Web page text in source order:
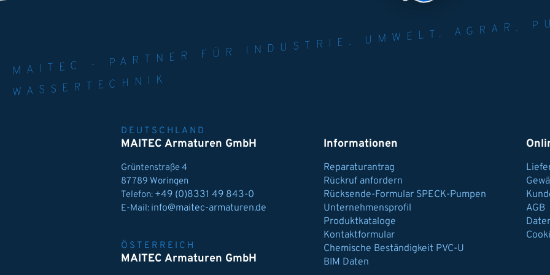
MAITEC - PARTNER FÜR
WELT. AGRAR.
MPEN
WASSERTECHNIK
DEUTSCHLAND
MAITEC Armaturen GmbH
Grüntenstraße 4
87789 Woringen
Telefon: +49 (0)8331 49 843-0
E-Mail: info@maitec-armaturen.de
ÖSTERREICH
MAITEC Armaturen GmbH
Informationen
Reparaturantrag
Rückruf anfordern
Rücksende-Formular SPECK-Pumpen
Unternehmensprofil
Produktkataloge
Kontaktformular
Chemische Beständigkeit PVC-U
BIM Daten
AGB